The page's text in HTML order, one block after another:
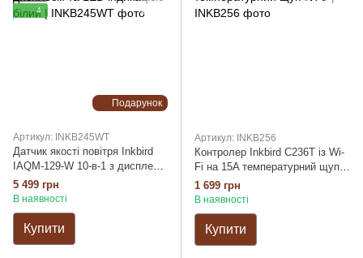
Подарунок
4
Артикул: INKB245WT
Датчик якості повітря Inkbird
IAQM-129-W 10-в-1 з дисплеєм
та LED індикацією білий
5 499 грн
В наявності
Купити
Артикул: INKB256
Контролер Inkbird C236T із Wi-
Fi на 15A температурний щуп
NTC
1 699 грн
В наявності
Купити